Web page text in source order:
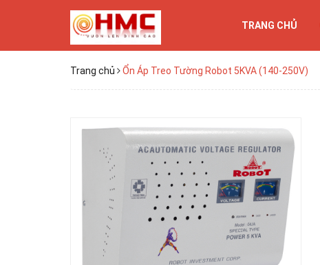
TRANG CHỦ
Trang chủ Ổn Áp Treo Tường Robot 5KVA (140-250V)